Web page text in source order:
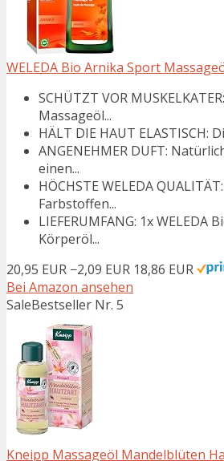
WELEDA Bio Arnika Sport
SCHÜTZT VOR
Massageöl...
HÄLT DIE HAUT
ANGENEHMER DUFT:
einen...
HÖCHSTE WELEDA
Farbstoffen...
LIEFERUMFANG: 1x
Körperöl...
20,95 EUR −2,09 EUR 18,86 EUR
Bei Amazon ansehen
SaleBestseller Nr. 5
Kneipp Massageöl Mandelblüten